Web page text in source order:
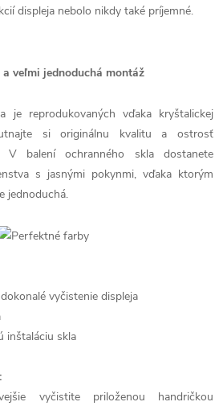
displeja nebolo nikdy také príjemné.
veľmi jednoduchá montáž
je reprodukovaných vďaka kryštalickej
si originálnu kvalitu a ostrosť
balení ochranného skla dostanete
s jasnými pokynmi, vďaka ktorým
jednoduchá.
vyčistenie displeja
inštaláciu skla
vyčistite priloženou handričkou